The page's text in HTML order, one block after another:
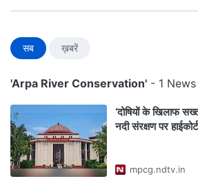
सब ख़बरें
'Arpa River Conservation' - 1
‘दोषियों के खिलाफ सख्त
नदी संरक्षण पर
mpcg.ndtv.in